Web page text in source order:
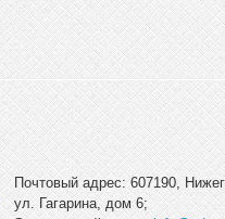
Почтовый адрес: 607190,
ул. Гагарина, дом 6;